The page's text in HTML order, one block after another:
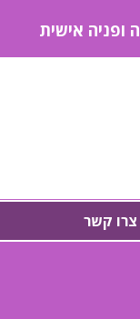
ופניה אישית
צרו קשר